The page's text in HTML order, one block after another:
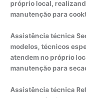
próprio local,
manutenção para
Assistência técnica
modelos, técnicos
atendem no próprio
manutenção para
Assistência técnica